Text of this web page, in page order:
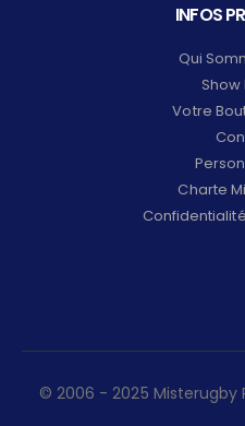
INFOS
Qui
Show
Votre
Charte
© 2006 - 2025 Misterugby